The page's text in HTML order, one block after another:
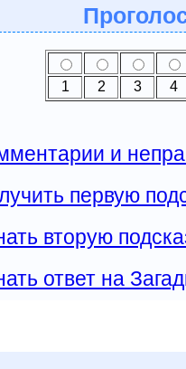
1 2 3 4
и
первую
вторую
ответ на